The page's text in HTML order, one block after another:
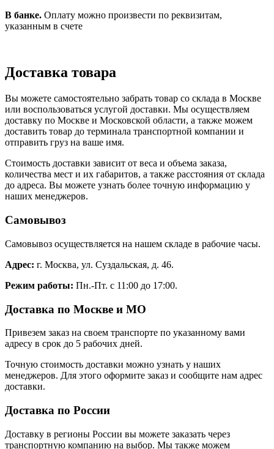
В банке. Оплату можно произвести по реквизитам,
указанным в счете
Доставка товара
Вы можете самостоятельно забрать товар со склада в Москве
или воспользоваться услугой доставки. Мы осуществляем
доставку по Москве и Московской области, а также можем
доставить товар до терминала транспортной компании и
отправить груз на ваше имя.
Стоимость доставки зависит от веса и объема заказа,
количества мест и их габаритов, а также расстояния от склада
до адреса. Вы можете узнать более точную информацию у
наших менеджеров.
Самовывоз
Самовывоз осуществляется на нашем складе в рабочие часы.
Адрес: г. Москва, ул. Суздальская, д. 46.
Режим работы: Пн.-Пт. с 11:00 до 17:00.
Доставка по Москве и МО
Привезем заказ на своем транспорте по указанному вами
адресу в срок до 5 рабочих дней.
Точную стоимость доставки можно узнать у наших
менеджеров. Для этого оформите заказ и сообщите нам адрес
доставки.
Доставка по России
Доставку в регионы России вы можете заказать через
транспортную компанию на выбор. Мы также можем